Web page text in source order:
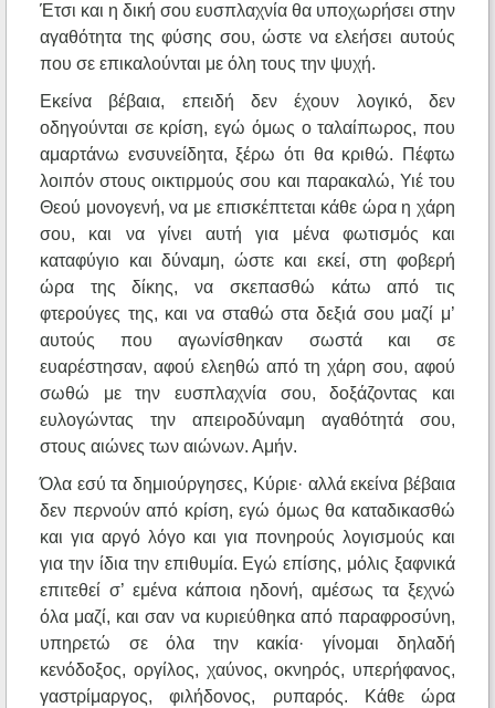
Έτσι και η δική σου ευσπλαχνία θα υποχωρήσει στην
αγαθότητα της φύσης σου, ώστε να ελεήσει αυτούς
που σε επικαλούνται με όλη τους την ψυχή.
Εκείνα βέβαια, επειδή δεν έχουν λογικό, δεν
οδηγούνται σε κρίση, εγώ όμως ο ταλαίπωρος, που
αμαρτάνω ενσυνείδητα, ξέρω ότι θα κριθώ. Πέφτω
λοιπόν στους οικτιρμούς σου και παρακαλώ, Υιέ του
Θεού μονογενή, να με επισκέπτεται κάθε ώρα η χάρη
σου, και να γίνει αυτή για μένα φωτισμός και
καταφύγιο και δύναμη, ώστε και εκεί, στη φοβερή
ώρα της δίκης, να σκεπασθώ κάτω από τις
φτερούγες της, και να σταθώ στα δεξιά σου μαζί μ’
αυτούς που αγωνίσθηκαν σωστά και σε
ευαρέστησαν, αφού ελεηθώ από τη χάρη σου, αφού
σωθώ με την ευσπλαχνία σου, δοξάζοντας και
ευλογώντας την απειροδύναμη αγαθότητά σου,
στους αιώνες των αιώνων. Αμήν.
Όλα εσύ τα δημιούργησες, Κύριε· αλλά εκείνα βέβαια
δεν περνούν από κρίση, εγώ όμως θα καταδικασθώ
και για αργό λόγο και για πονηρούς λογισμούς και
για την ίδια την επιθυμία. Εγώ επίσης, μόλις ξαφνικά
επιτεθεί σ’ εμένα κάποια ηδονή, αμέσως τα ξεχνώ
όλα μαζί, και σαν να κυριεύθηκα από παραφροσύνη,
υπηρετώ σε όλα την κακία· γίνομαι δηλαδή
κενόδοξος, οργίλος, χαύνος, οκνηρός, υπερήφανος,
γαστρίμαργος, φιλήδονος, ρυπαρός. Κάθε ώρα